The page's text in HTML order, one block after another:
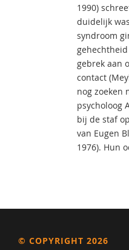
1990)
duidelijk
syndroom
gebrek aan
contact
nog zoeken
psycholoog
bij de staf
van Eugen
1976). Hun
© COPYRIGHT 2026